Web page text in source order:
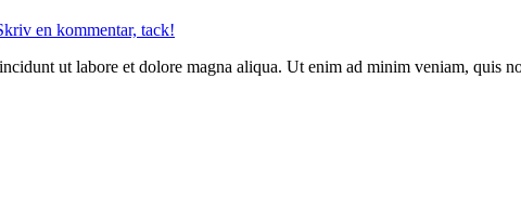
en kommentar, tack!
ut labore et dolore magna aliqua. Ut enim ad minim veniam, quis